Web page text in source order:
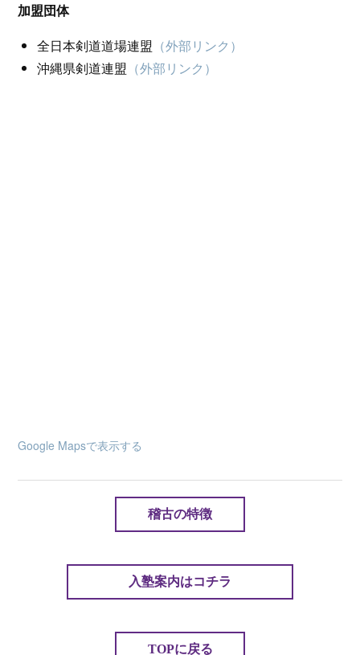
加盟団体
全日本剣道道場連盟 （外部リンク）
沖縄県剣道連盟 （外部リンク）
Google Mapsで表示する
稽古の特徴
入塾案内はコチラ
TOPに戻る